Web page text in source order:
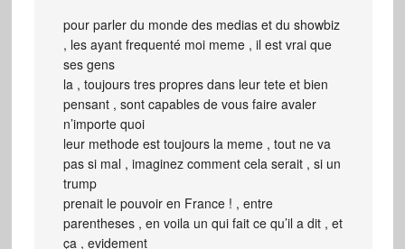
pour parler du monde des medias et du showbiz
, les ayant frequenté moi meme , il est vrai que
ses gens
la , toujours tres propres dans leur tete et bien
pensant , sont capables de vous faire avaler
n’importe quoi
leur methode est toujours la meme , tout ne va
pas si mal , imaginez comment cela serait , si un
trump
prenait le pouvoir en France ! , entre
parentheses , en voila un qui fait ce qu’il a dit , et
ça , evidement